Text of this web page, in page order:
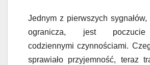
Jednym z pierwszych
ogranicza, jest poczucie
codziennymi czynnościami.
sprawiało przyjemność, teraz